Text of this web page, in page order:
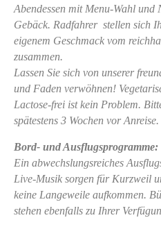
Abendessen mit Menu-Wahl und
Gebäck. Radfahrer stellen sich
eigenem Geschmack vom
zusammen.
Lassen Sie sich von unserer
und Faden verwöhnen!
Lactose-frei ist kein Problem.
spätestens 3 Wochen vor Anreise.
Bord- und Ausflugsprogramme:
Ein abwechslungsreiches
Live-Musik sorgen für Kurzweil
keine Langeweile aufkommen.
stehen ebenfalls zu Ihrer